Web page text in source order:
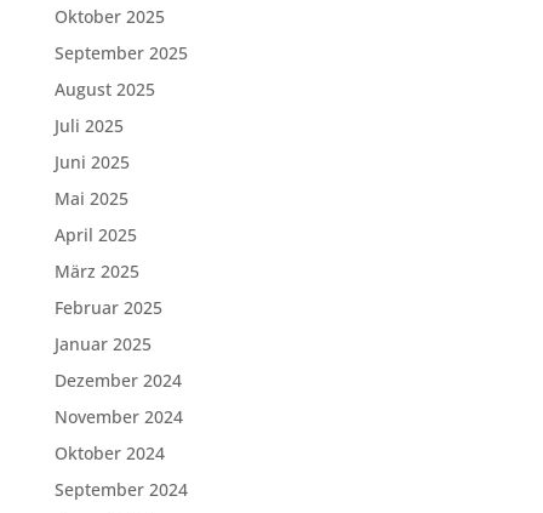
Oktober 2025
September 2025
August 2025
Juli 2025
Juni 2025
Mai 2025
April 2025
März 2025
Februar 2025
Januar 2025
Dezember 2024
November 2024
Oktober 2024
September 2024